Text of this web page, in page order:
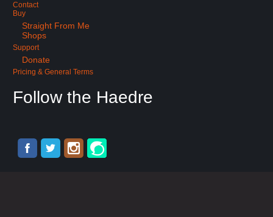
Contact
Buy
Straight From Me
Shops
Support
Donate
Pricing & General Terms
Follow the Haedre